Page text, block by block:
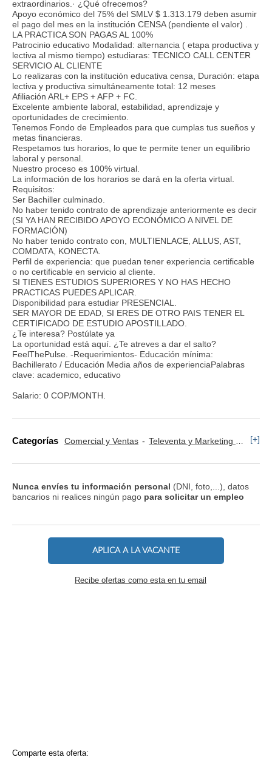
extraordinarios.· ¿Qué ofrecemos?
Apoyo económico del 75% del SMLV $ 1.313.179 deben asumir
el pago del mes en la institución CENSA (pendiente el valor) .
LA PRACTICA SON PAGAS AL 100%
Patrocinio educativo Modalidad: alternancia ( etapa productiva y
lectiva al mismo tiempo) estudiaras: TECNICO CALL CENTER
SERVICIO AL CLIENTE
Lo realizaras con la institución educativa censa, Duración: etapa
lectiva y productiva simultáneamente total: 12 meses
Afiliación ARL+ EPS + AFP + FC.
Excelente ambiente laboral, estabilidad, aprendizaje y
oportunidades de crecimiento.
Tenemos Fondo de Empleados para que cumplas tus sueños y
metas financieras.
Respetamos tus horarios, lo que te permite tener un equilibrio
laboral y personal.
Nuestro proceso es 100% virtual.
La información de los horarios se dará en la oferta virtual.
Requisitos:
Ser Bachiller culminado.
No haber tenido contrato de aprendizaje anteriormente es decir
(SI YA HAN RECIBIDO APOYO ECONÓMICO A NIVEL DE
FORMACIÓN)
No haber tenido contrato con, MULTIENLACE, ALLUS, AST,
COMDATA, KONECTA.
Perfil de experiencia: que puedan tener experiencia certificable
o no certificable en servicio al cliente.
SI TIENES ESTUDIOS SUPERIORES Y NO HAS HECHO
PRACTICAS PUEDES APLICAR.
Disponibilidad para estudiar PRESENCIAL.
SER MAYOR DE EDAD, SI ERES DE OTRO PAIS TENER EL
CERTIFICADO DE ESTUDIO APOSTILLADO.
¿Te interesa? Postúlate ya
La oportunidad está aquí. ¿Te atreves a dar el salto?
FeelThePulse. -Requerimientos- Educación mínima:
Bachillerato / Educación Media años de experienciaPalabras
clave: academico, educativo
Salario: 0 COP/MONTH.
Categorías Comercial y Ventas Televenta y Marketing Telefónico [+]
Nunca envíes tu información personal (DNI, foto,...), datos
bancarios ni realices ningún pago para solicitar un empleo
APLICA A LA VACANTE
Recibe ofertas como esta en tu email
Comparte esta oferta: